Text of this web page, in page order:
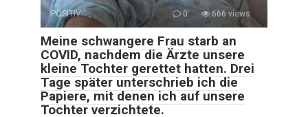
POSITIV 0 666 views
Meine schwangere Frau starb an
COVID, nachdem die Ärzte unsere
kleine Tochter gerettet hatten. Drei
Tage später unterschrieb ich die
Papiere, mit denen ich auf unsere
Tochter verzichtete.